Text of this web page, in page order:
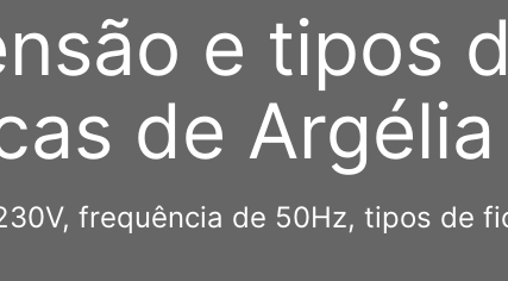
e tipos
de Argélia
frequência de 50Hz, tipos de